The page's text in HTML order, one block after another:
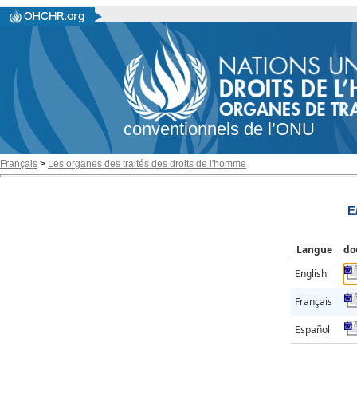
conventionnels de l’ONU
Français > Les organes des traités des droits de l'homme
Langue
English
Français
Español